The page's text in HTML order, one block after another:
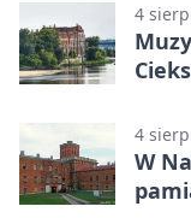
4
4
W